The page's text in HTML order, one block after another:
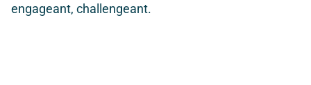
engageant, challengeant.